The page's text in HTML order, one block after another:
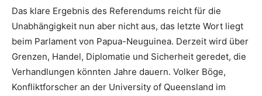
Das klare Ergebnis des Referendums reicht für die
Unabhängigkeit nun aber nicht aus, das letzte Wort liegt
beim Parlament von Papua-Neuguinea. Derzeit wird über
Grenzen, Handel, Diplomatie und Sicherheit geredet, die
Verhandlungen könnten Jahre dauern. Volker Böge,
Konfliktforscher an der University of Queensland im